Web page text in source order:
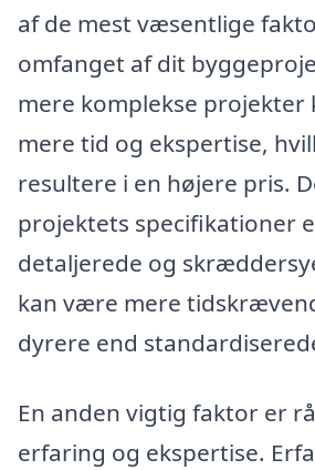
af de mest væsentlige
omfanget af dit
mere komplekse
mere tid og ekspertise,
resultere i en højere pris.
projektets specifikationer
detaljerede og
kan være mere
dyrere end
En anden vigtig faktor er
erfaring og ekspertise.